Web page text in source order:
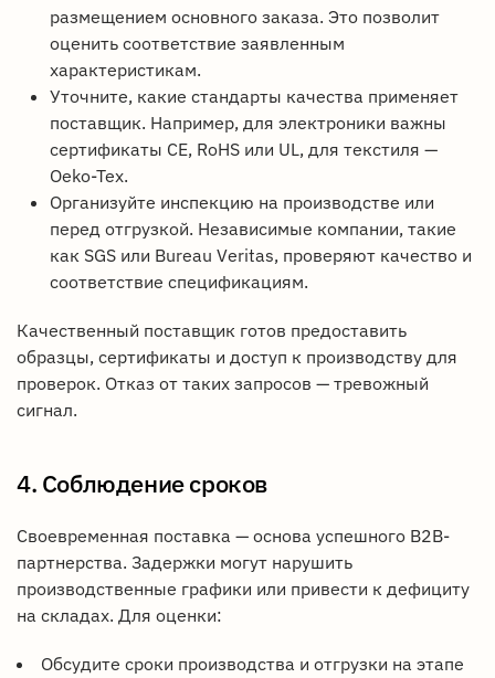
размещением основного заказа. Это позволит
оценить соответствие заявленным
характеристикам.
Уточните, какие стандарты качества применяет
поставщик. Например, для электроники важны
сертификаты CE, RoHS или UL, для текстиля —
Oeko-Tex.
Организуйте инспекцию на производстве или
перед отгрузкой. Независимые компании, такие
как SGS или Bureau Veritas, проверяют качество и
соответствие спецификациям.
Качественный поставщик готов предоставить
образцы, сертификаты и доступ к производству для
проверок. Отказ от таких запросов — тревожный
сигнал.
4. Соблюдение сроков
Своевременная поставка — основа успешного B2B-
партнерства. Задержки могут нарушить
производственные графики или привести к дефициту
на складах. Для оценки:
Обсудите сроки производства и отгрузки на этапе